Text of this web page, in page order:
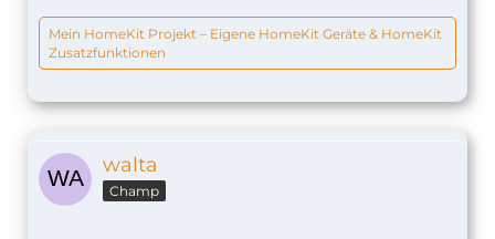
Mein HomeKit Projekt – Eigene HomeKit Geräte & HomeKit
Zusatzfunktionen
walta
Champ